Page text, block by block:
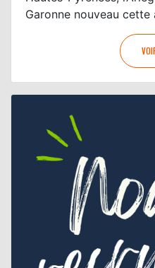
Garonne nouveau cette